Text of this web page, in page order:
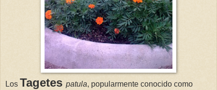
Los Tagetes patula, popularmente conocido como